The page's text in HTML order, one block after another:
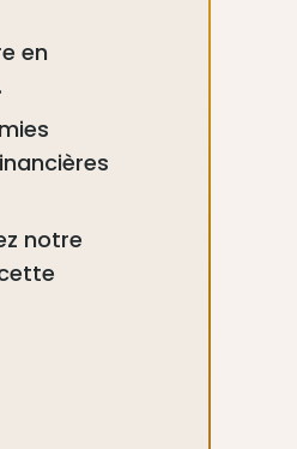
en
notre